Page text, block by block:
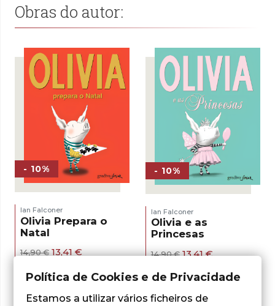
Obras do autor:
- 10%
Ian Falconer
Olivia Prepara o
Natal
14,90€ O
original
era:
13,41€O
atual
é:
13,41 €.
- 10%
Ian Falconer
Olivia e as
Princesas
14,90€ O
original
era:
14,90 €.
13,41€O
atual
é:
Política de Cookies e de Privacidade
Estamos a utilizar vários ficheiros de